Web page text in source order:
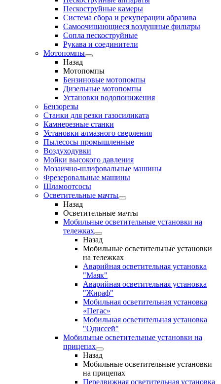
Пескоструйные камеры
Система сбора и рекуперации абразива
Самоочищающиеся воздушные фильтры
Сопла пескоструйные
Рукава и соединители
Мотопомпы
Назад
Мотопомпы
Бензиновые мотопомпы
Дизельные мотопомпы
Установки водопонижения
Бензорезы
Станки для резки газосиликата
Камнерезные станки
Установки алмазного сверления
Пылесосы промышленные
Воздуходувки
Мойки высокого давления
Мозаично-шлифовальные машины
Фрезеровальные машины
Шламоотсосы
Осветительные мачты
Назад
Осветительные мачты
Мобильные осветительные установки на
тележках
Назад
Мобильные осветительные установки
на тележках
Аварийная осветительная установка
"Маяк"
Аварийная осветительная установка
"Жираф"
Мобильная осветительная установка
«Пегас»
Мобильная осветительная установка
"Одиссей"
Мобильные осветительные установки на
прицепах
Назад
Мобильные осветительные установки
на прицепах
Передвижная осветительная установка